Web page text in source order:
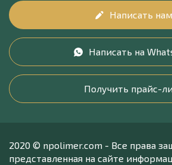
Написать нам
Написать на
Получить прайс-
2020 © npolimer.com - Все права
представленная на сайте